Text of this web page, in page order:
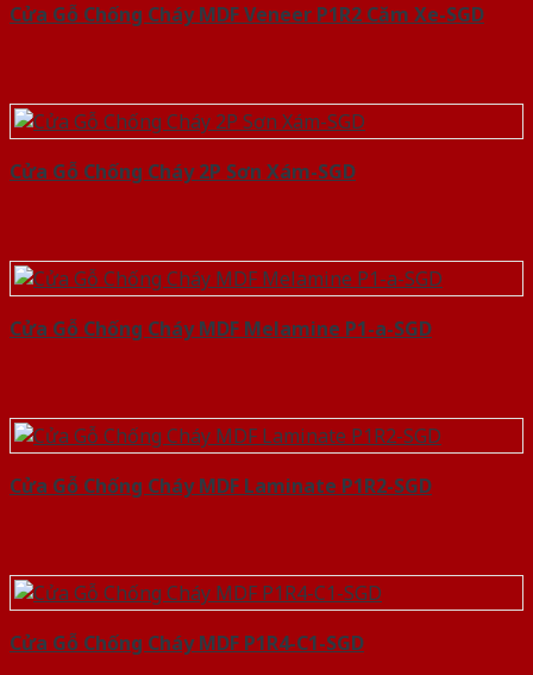
Cửa Gỗ Chống Cháy MDF Veneer P1R2 Căm Xe-SGD
Cửa Gỗ Chống Cháy 2P Sơn Xám-SGD
Cửa Gỗ Chống Cháy MDF Melamine P1-a-SGD
Cửa Gỗ Chống Cháy MDF Laminate P1R2-SGD
Cửa Gỗ Chống Cháy MDF P1R4-C1-SGD